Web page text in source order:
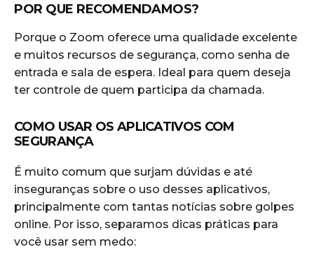
POR QUE RECOMENDAMOS?
Porque o Zoom oferece uma qualidade excelente
e muitos recursos de segurança, como senha de
entrada e sala de espera. Ideal para quem deseja
ter controle de quem participa da chamada.
COMO USAR OS APLICATIVOS COM
SEGURANÇA
É muito comum que surjam dúvidas e até
inseguranças sobre o uso desses aplicativos,
principalmente com tantas notícias sobre golpes
online. Por isso, separamos dicas práticas para
você usar sem medo: